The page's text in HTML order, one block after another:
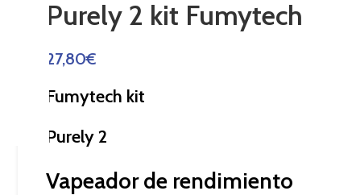
Purely 2 kit Fumytech
27,80€
Fumytech kit
Purely 2
Vapeador de rendimiento